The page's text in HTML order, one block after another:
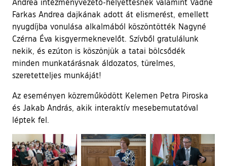
Andrea intézményvezető-helyettesnek valamint Vadné
Farkas Andrea dajkának adott át elismerést, emellett
nyugdíjba vonulása alkalmából köszöntötték Nagyné
Czérna Éva kisgyermeknevelőt. Szívből gratulálunk
nekik, és ezúton is köszönjük a tatai bölcsődék
minden munkatárásnak áldozatos, türelmes,
szeretetteljes munkáját!
Az eseményen közreműködött Kelemen Petra Piroska
és Jakab András, akik interaktív mesebemutatóval
léptek fel.
Ugrás a galéria utánra